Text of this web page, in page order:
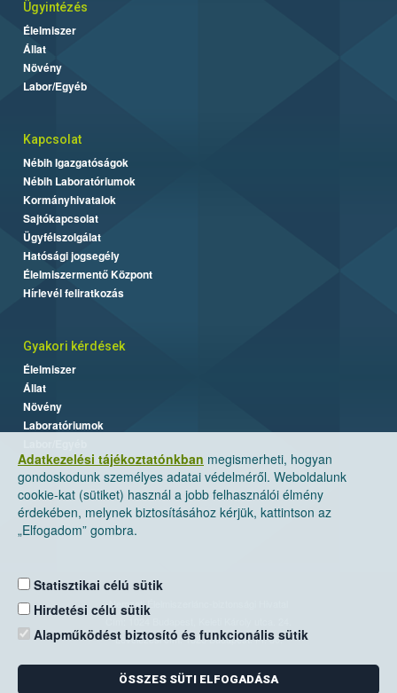
Adatkezelési tájékoztatónkban megismerheti, hogyan
gondoskodunk személyes adatai védelméről. Weboldalunk
cookie-kat (sütiket) használ a jobb felhasználói élmény
érdekében, melynek biztosításához kérjük, kattintson az
„Elfogadom” gombra.
Statisztikai célú sütik
Hirdetési célú sütik
Alapműködést biztosító és funkcionális sütik
ÖSSZES SÜTI ELFOGADÁSA
Ügyintézés
Élelmiszer
Állat
Növény
Labor/Egyéb
Kapcsolat
Nébih Igazgatóságok
Nébih Laboratóriumok
Kormányhivatalok
Sajtókapcsolat
Ügyfélszolgálat
Hatósági jogsegély
Élelmiszermentő Központ
Hírlevél feliratkozás
Gyakori kérdések
Élelmiszer
Állat
Növény
Laboratóriumok
Nemzeti Élelmiszerlánc-biztonsági Hivatal
Levelezési cím: 1525 Budapest. Pf. 30.
E-mail:ugyfelszolgalat@nebih.gov.hu